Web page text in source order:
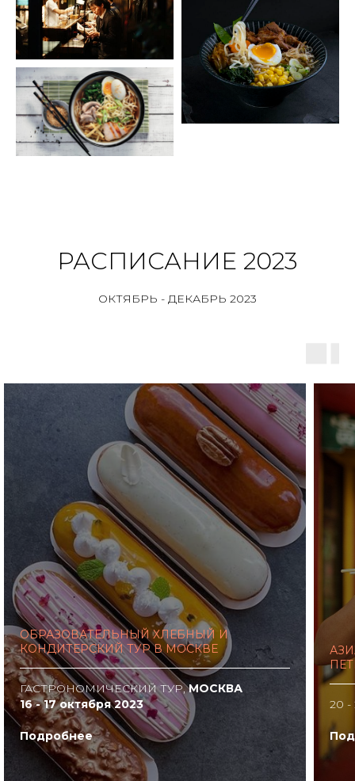
РАСПИСАНИЕ 2023
ОКТЯБРЬ - ДЕКАБРЬ 2023
ОБРАЗОВАТЕЛЬНЫЙ ХЛЕБНЫЙ И
КОНДИТЕРСКИЙ ТУР В МОСКВЕ
ГАСТРОНОМИЧЕСКИЙ ТУР,МОСКВА
16 - 17 октября 2023
Подробнее
20 -